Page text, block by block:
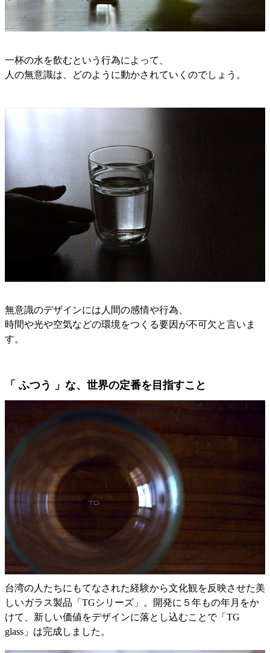
一杯の水を飲むという行為によって、
人の無意識は、どのように動かされていくのでしょう。
無意識のデザインには人間の感情や行為、
時間や光や空気などの環境をつくる要因が不可欠と言いま
す。
「 ふつう 」な、世界の定番を目指すこと
台湾の人たちにもてなされた経験から文化観を反映させた美
しいガラス製品「TGシリーズ」。開発に５年もの年月をか
けて、新しい価値をデザインに落とし込むことで「TG
glass」は完成しました。